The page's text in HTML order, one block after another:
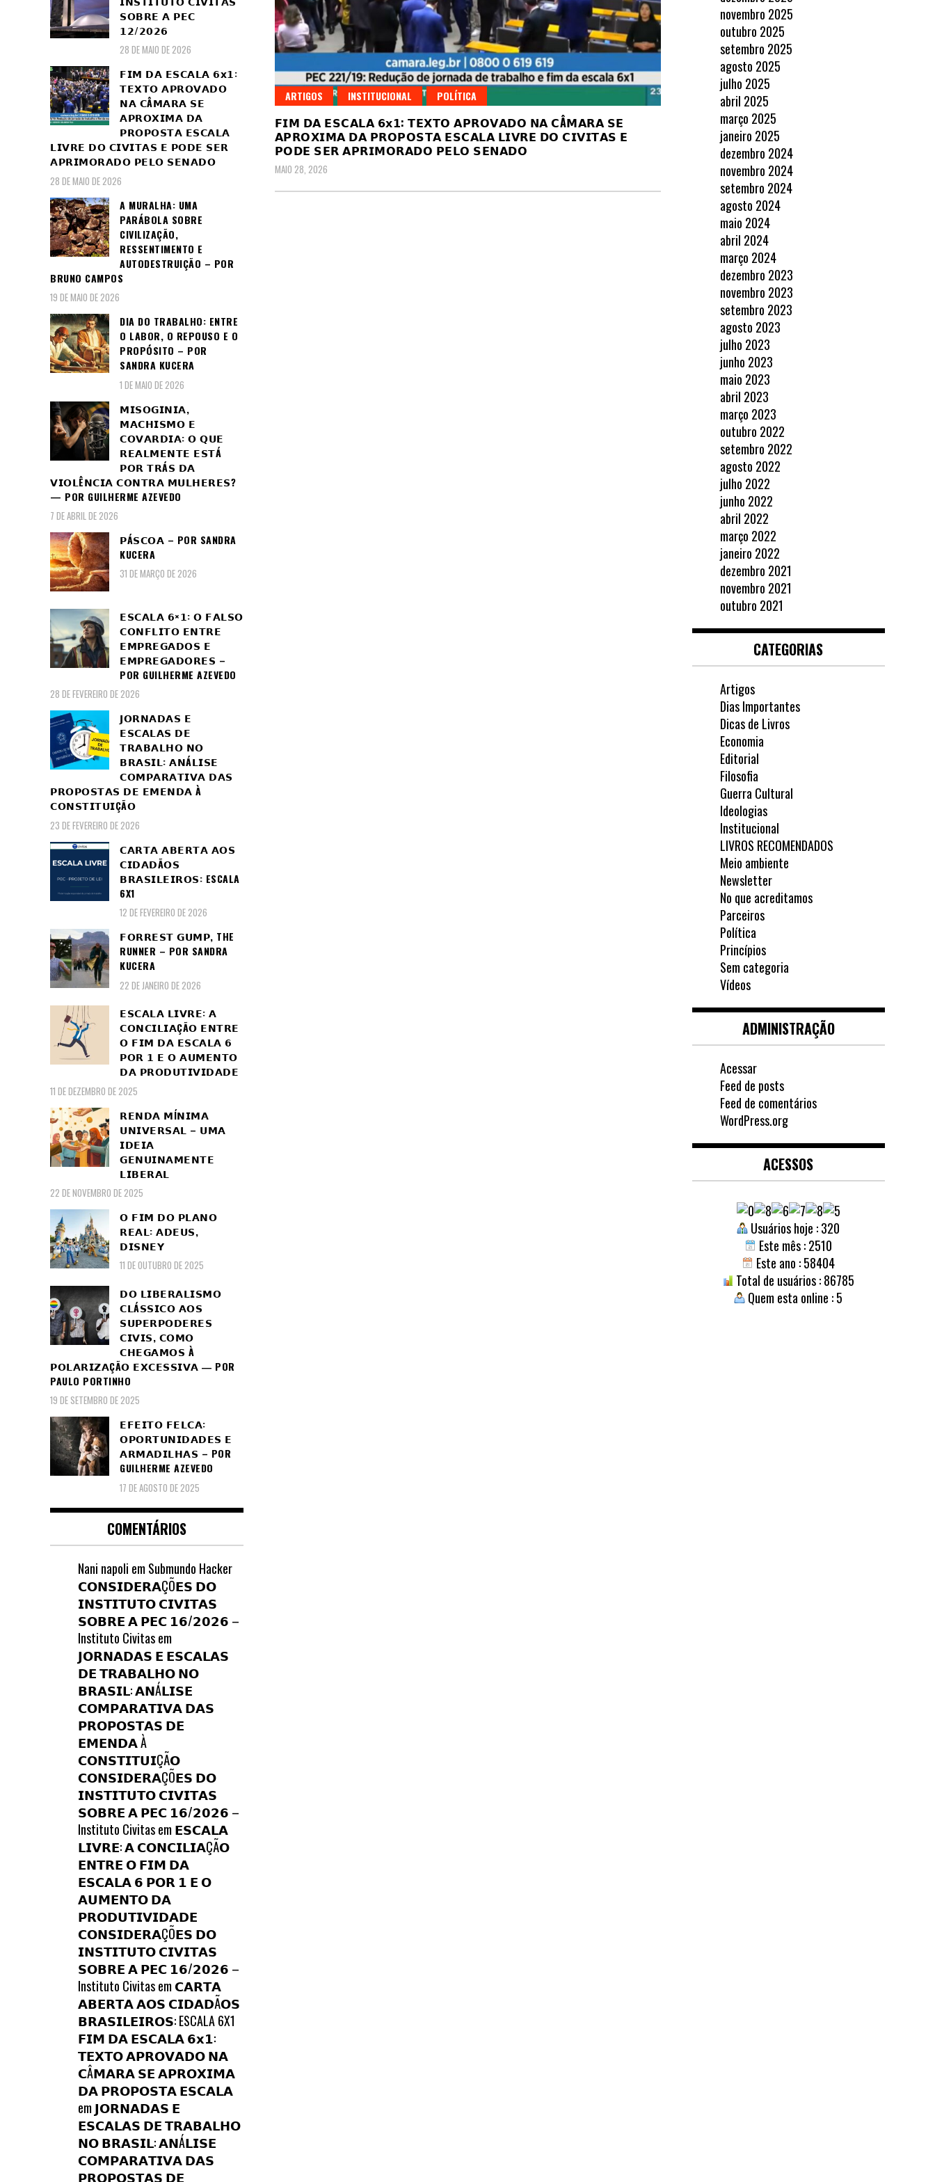
ARTIGOS INSTITUCIONAL POLÍTICA
𝗙𝗜𝗠 𝗗𝗔 𝗘𝗦𝗖𝗔𝗟𝗔 𝟲𝘅𝟭: 𝗧𝗘𝗫𝗧𝗢 𝗔𝗣𝗥𝗢𝗩𝗔𝗗𝗢 𝗡𝗔 𝗖Â𝗠𝗔𝗥𝗔 𝗦𝗘
𝗔𝗣𝗥𝗢𝗫𝗜𝗠𝗔 𝗗𝗔 𝗣𝗥𝗢𝗣𝗢𝗦𝗧𝗔 𝗘𝗦𝗖𝗔𝗟𝗔 𝗟𝗜𝗩𝗥𝗘 𝗗𝗢 𝗖𝗜𝗩𝗜𝗧𝗔𝗦 𝗘
𝗣𝗢𝗗𝗘 𝗦𝗘𝗥 𝗔𝗣𝗥𝗜𝗠𝗢𝗥𝗔𝗗𝗢 𝗣𝗘𝗟𝗢 𝗦𝗘𝗡𝗔𝗗𝗢
MAIO 28, 2026
𝗦𝗢𝗕𝗥𝗘 𝗔 𝗣𝗘𝗖
𝟭𝟮/𝟮𝟬𝟮𝟲
28 DE MAIO DE 2026
𝗙𝗜𝗠 𝗗𝗔 𝗘𝗦𝗖𝗔𝗟𝗔 𝟲𝘅𝟭:
𝗧𝗘𝗫𝗧𝗢 𝗔𝗣𝗥𝗢𝗩𝗔𝗗𝗢
𝗡𝗔 𝗖Â𝗠𝗔𝗥𝗔 𝗦𝗘
𝗔𝗣𝗥𝗢𝗫𝗜𝗠𝗔 𝗗𝗔
𝗣𝗥𝗢𝗣𝗢𝗦𝗧𝗔 𝗘𝗦𝗖𝗔𝗟𝗔
𝗟𝗜𝗩𝗥𝗘 𝗗𝗢 𝗖𝗜𝗩𝗜𝗧𝗔𝗦 𝗘 𝗣𝗢𝗗𝗘 𝗦𝗘𝗥
𝗔𝗣𝗥𝗜𝗠𝗢𝗥𝗔𝗗𝗢 𝗣𝗘𝗟𝗢 𝗦𝗘𝗡𝗔𝗗𝗢
28 DE MAIO DE 2026
A MURALHA: UMA
PARÁBOLA SOBRE
CIVILIZAÇÃO,
RESSENTIMENTO E
AUTODESTRUIÇÃO – POR
BRUNO CAMPOS
19 DE MAIO DE 2026
DIA DO TRABALHO: ENTRE
O LABOR, O REPOUSO E O
PROPÓSITO – POR
SANDRA KUCERA
1 DE MAIO DE 2026
𝗠𝗜𝗦𝗢𝗚𝗜𝗡𝗜𝗔,
𝗠𝗔𝗖𝗛𝗜𝗦𝗠𝗢 𝗘
𝗖𝗢𝗩𝗔𝗥𝗗𝗜𝗔: 𝗢 𝗤𝗨𝗘
𝗥𝗘𝗔𝗟𝗠𝗘𝗡𝗧𝗘 𝗘𝗦𝗧Á
𝗣𝗢𝗥 𝗧𝗥Á𝗦 𝗗𝗔
𝗩𝗜𝗢𝗟Ê𝗡𝗖𝗜𝗔 𝗖𝗢𝗡𝗧𝗥𝗔 𝗠𝗨𝗟𝗛𝗘𝗥𝗘𝗦?
— POR GUILHERME AZEVEDO
7 DE ABRIL DE 2026
𝗣Á𝗦𝗖𝗢𝗔 – POR SANDRA
KUCERA
31 DE MARÇO DE 2026
𝗘𝗦𝗖𝗔𝗟𝗔 𝟲×𝟭: 𝗢 𝗙𝗔𝗟𝗦𝗢
𝗖𝗢𝗡𝗙𝗟𝗜𝗧𝗢 𝗘𝗡𝗧𝗥𝗘
𝗘𝗠𝗣𝗥𝗘𝗚𝗔𝗗𝗢𝗦 𝗘
𝗘𝗠𝗣𝗥𝗘𝗚𝗔𝗗𝗢𝗥𝗘𝗦 –
POR GUILHERME AZEVEDO
28 DE FEVEREIRO DE 2026
𝗝𝗢𝗥𝗡𝗔𝗗𝗔𝗦 𝗘
𝗘𝗦𝗖𝗔𝗟𝗔𝗦 𝗗𝗘
𝗧𝗥𝗔𝗕𝗔𝗟𝗛𝗢 𝗡𝗢
𝗕𝗥𝗔𝗦𝗜𝗟: 𝗔𝗡Á𝗟𝗜𝗦𝗘
𝗖𝗢𝗠𝗣𝗔𝗥𝗔𝗧𝗜𝗩𝗔 𝗗𝗔𝗦
𝗣𝗥𝗢𝗣𝗢𝗦𝗧𝗔𝗦 𝗗𝗘 𝗘𝗠𝗘𝗡𝗗𝗔 À
𝗖𝗢𝗡𝗦𝗧𝗜𝗧𝗨𝗜ÇÃ𝗢
23 DE FEVEREIRO DE 2026
𝗖𝗔𝗥𝗧𝗔 𝗔𝗕𝗘𝗥𝗧𝗔 𝗔𝗢𝗦
𝗖𝗜𝗗𝗔𝗗Ã𝗢𝗦
𝗕𝗥𝗔𝗦𝗜𝗟𝗘𝗜𝗥𝗢𝗦: ESCALA
6X1
12 DE FEVEREIRO DE 2026
𝗙𝗢𝗥𝗥𝗘𝗦𝗧 𝗚𝗨𝗠𝗣, THE
RUNNER – POR SANDRA
KUCERA
22 DE JANEIRO DE 2026
𝗘𝗦𝗖𝗔𝗟𝗔 𝗟𝗜𝗩𝗥𝗘: 𝗔
𝗖𝗢𝗡𝗖𝗜𝗟𝗜𝗔ÇÃ𝗢 𝗘𝗡𝗧𝗥𝗘
𝗢 𝗙𝗜𝗠 𝗗𝗔 𝗘𝗦𝗖𝗔𝗟𝗔 𝟲
𝗣𝗢𝗥 𝟭 𝗘 𝗢 𝗔𝗨𝗠𝗘𝗡𝗧𝗢
𝗗𝗔 𝗣𝗥𝗢𝗗𝗨𝗧𝗜𝗩𝗜𝗗𝗔𝗗𝗘
11 DE DEZEMBRO DE 2025
𝗥𝗘𝗡𝗗𝗔 𝗠Í𝗡𝗜𝗠𝗔
𝗨𝗡𝗜𝗩𝗘𝗥𝗦𝗔𝗟 – 𝗨𝗠𝗔
𝗜𝗗𝗘𝗜𝗔
𝗚𝗘𝗡𝗨𝗜𝗡𝗔𝗠𝗘𝗡𝗧𝗘
𝗟𝗜𝗕𝗘𝗥𝗔𝗟
22 DE NOVEMBRO DE 2025
𝗢 𝗙𝗜𝗠 𝗗𝗢 𝗣𝗟𝗔𝗡𝗢
𝗥𝗘𝗔𝗟: 𝗔𝗗𝗘𝗨𝗦,
𝗗𝗜𝗦𝗡𝗘𝗬
11 DE OUTUBRO DE 2025
𝗗𝗢 𝗟𝗜𝗕𝗘𝗥𝗔𝗟𝗜𝗦𝗠𝗢
𝗖𝗟Á𝗦𝗦𝗜𝗖𝗢 𝗔𝗢𝗦
𝗦𝗨𝗣𝗘𝗥𝗣𝗢𝗗𝗘𝗥𝗘𝗦
𝗖𝗜𝗩𝗜𝗦, 𝗖𝗢𝗠𝗢
𝗖𝗛𝗘𝗚𝗔𝗠𝗢𝗦 À
𝗣𝗢𝗟𝗔𝗥𝗜𝗭𝗔ÇÃ𝗢 𝗘𝗫𝗖𝗘𝗦𝗦𝗜𝗩𝗔 ― POR
PAULO PORTINHO
19 DE SETEMBRO DE 2025
𝗘𝗙𝗘𝗜𝗧𝗢 𝗙𝗘𝗟𝗖𝗔:
𝗢𝗣𝗢𝗥𝗧𝗨𝗡𝗜𝗗𝗔𝗗𝗘𝗦 𝗘
𝗔𝗥𝗠𝗔𝗗𝗜𝗟𝗛𝗔𝗦 – POR
GUILHERME AZEVEDO
17 DE AGOSTO DE 2025
COMENTÁRIOS
Nani napoli em Submundo Hacker
𝗖𝗢𝗡𝗦𝗜𝗗𝗘𝗥𝗔ÇÕ𝗘𝗦 𝗗𝗢
𝗜𝗡𝗦𝗧𝗜𝗧𝗨𝗧𝗢 𝗖𝗜𝗩𝗜𝗧𝗔𝗦
𝗦𝗢𝗕𝗥𝗘 𝗔 𝗣𝗘𝗖 𝟭𝟲/𝟮𝟬𝟮𝟲 –
Instituto Civitasem
𝗝𝗢𝗥𝗡𝗔𝗗𝗔𝗦 𝗘 𝗘𝗦𝗖𝗔𝗟𝗔𝗦
𝗗𝗘 𝗧𝗥𝗔𝗕𝗔𝗟𝗛𝗢 𝗡𝗢
𝗕𝗥𝗔𝗦𝗜𝗟: 𝗔𝗡Á𝗟𝗜𝗦𝗘
𝗖𝗢𝗠𝗣𝗔𝗥𝗔𝗧𝗜𝗩𝗔 𝗗𝗔𝗦
𝗣𝗥𝗢𝗣𝗢𝗦𝗧𝗔𝗦 𝗗𝗘
𝗘𝗠𝗘𝗡𝗗𝗔 À
𝗖𝗢𝗡𝗦𝗧𝗜𝗧𝗨𝗜ÇÃ𝗢
𝗖𝗢𝗡𝗦𝗜𝗗𝗘𝗥𝗔ÇÕ𝗘𝗦 𝗗𝗢
𝗜𝗡𝗦𝗧𝗜𝗧𝗨𝗧𝗢 𝗖𝗜𝗩𝗜𝗧𝗔𝗦
𝗦𝗢𝗕𝗥𝗘 𝗔 𝗣𝗘𝗖 𝟭𝟲/𝟮𝟬𝟮𝟲 –
Instituto Civitasem 𝗘𝗦𝗖𝗔𝗟𝗔
𝗟𝗜𝗩𝗥𝗘: 𝗔 𝗖𝗢𝗡𝗖𝗜𝗟𝗜𝗔ÇÃ𝗢
𝗘𝗡𝗧𝗥𝗘 𝗢 𝗙𝗜𝗠 𝗗𝗔
𝗘𝗦𝗖𝗔𝗟𝗔 𝟲 𝗣𝗢𝗥 𝟭 𝗘 𝗢
𝗔𝗨𝗠𝗘𝗡𝗧𝗢 𝗗𝗔
𝗣𝗥𝗢𝗗𝗨𝗧𝗜𝗩𝗜𝗗𝗔𝗗𝗘
𝗖𝗢𝗡𝗦𝗜𝗗𝗘𝗥𝗔ÇÕ𝗘𝗦 𝗗𝗢
𝗜𝗡𝗦𝗧𝗜𝗧𝗨𝗧𝗢 𝗖𝗜𝗩𝗜𝗧𝗔𝗦
𝗦𝗢𝗕𝗥𝗘 𝗔 𝗣𝗘𝗖 𝟭𝟲/𝟮𝟬𝟮𝟲 –
Instituto Civitasem 𝗖𝗔𝗥𝗧𝗔
𝗔𝗕𝗘𝗥𝗧𝗔 𝗔𝗢𝗦 𝗖𝗜𝗗𝗔𝗗Ã𝗢𝗦
𝗕𝗥𝗔𝗦𝗜𝗟𝗘𝗜𝗥𝗢𝗦: ESCALA 6X1
𝗙𝗜𝗠 𝗗𝗔 𝗘𝗦𝗖𝗔𝗟𝗔 𝟲𝘅𝟭:
𝗧𝗘𝗫𝗧𝗢 𝗔𝗣𝗥𝗢𝗩𝗔𝗗𝗢 𝗡𝗔
𝗖Â𝗠𝗔𝗥𝗔 𝗦𝗘 𝗔𝗣𝗥𝗢𝗫𝗜𝗠𝗔
𝗗𝗔 𝗣𝗥𝗢𝗣𝗢𝗦𝗧𝗔 𝗘𝗦𝗖𝗔𝗟𝗔
em 𝗝𝗢𝗥𝗡𝗔𝗗𝗔𝗦 𝗘
𝗘𝗦𝗖𝗔𝗟𝗔𝗦 𝗗𝗘 𝗧𝗥𝗔𝗕𝗔𝗟𝗛𝗢
𝗡𝗢 𝗕𝗥𝗔𝗦𝗜𝗟: 𝗔𝗡Á𝗟𝗜𝗦𝗘
𝗖𝗢𝗠𝗣𝗔𝗥𝗔𝗧𝗜𝗩𝗔 𝗗𝗔𝗦
𝗣𝗥𝗢𝗣𝗢𝗦𝗧𝗔𝗦 𝗗𝗘
novembro 2025
outubro 2025
setembro 2025
agosto 2025
julho 2025
abril 2025
março 2025
janeiro 2025
dezembro 2024
novembro 2024
setembro 2024
agosto 2024
maio 2024
abril 2024
março 2024
dezembro 2023
novembro 2023
setembro 2023
agosto 2023
julho 2023
junho 2023
maio 2023
abril 2023
março 2023
outubro 2022
setembro 2022
agosto 2022
julho 2022
junho 2022
abril 2022
março 2022
janeiro 2022
dezembro 2021
novembro 2021
outubro 2021
CATEGORIAS
Artigos
Dias Importantes
Dicas de Livros
Economia
Editorial
Filosofia
Guerra Cultural
Ideologias
Institucional
LIVROS RECOMENDADOS
Meio ambiente
Newsletter
No que acreditamos
Parceiros
Política
Princípios
Sem categoria
Vídeos
ADMINISTRAÇÃO
Acessar
Feed de posts
Feed de comentários
WordPress.org
ACESSOS
Usuários hoje : 320
Este mês : 2510
Este ano : 58404
Total de usuários : 86785
Quem esta online : 5